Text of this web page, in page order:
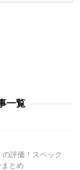
一覧
の評価！スペック
とめ